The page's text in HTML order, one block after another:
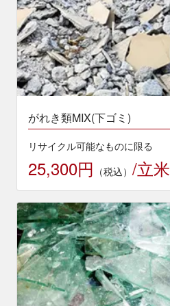
がれき類MIX(下ゴミ)
リサイクル可能なものに限る
25,300円 （税込） /立米